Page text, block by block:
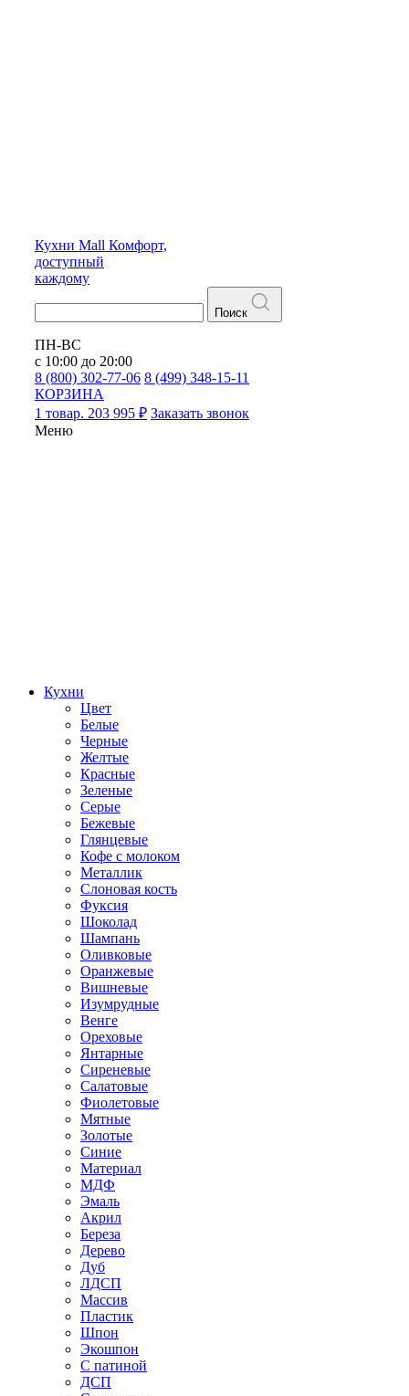
Кухни Mall Комфорт,
доступный
каждому
Поиск
ПН-ВС
с 10:00 до 20:00
8 (800) 302-77-06 8 (499) 348-15-11
КОРЗИНА
1 товар. 203 995 ₽ Заказать звонок
Меню
Кухни
Цвет
Белые
Черные
Желтые
Красные
Зеленые
Серые
Бежевые
Глянцевые
Кофе с молоком
Металлик
Слоновая кость
Фуксия
Шоколад
Шампань
Оливковые
Оранжевые
Вишневые
Изумрудные
Венге
Ореховые
Янтарные
Сиреневые
Салатовые
Фиолетовые
Мятные
Золотые
Синие
Материал
МДФ
Эмаль
Акрил
Береза
Дерево
Дуб
ЛДСП
Массив
Пластик
Шпон
Экошпон
С патиной
ДСП